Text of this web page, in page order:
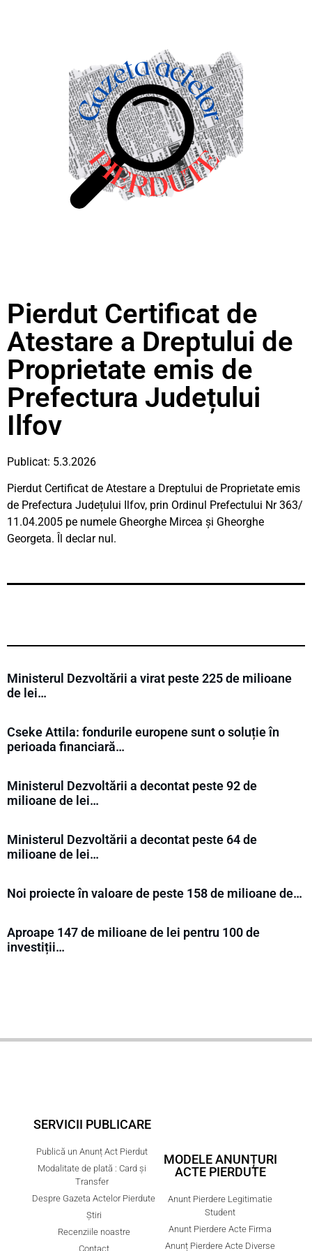
Pierdut Certificat de
Atestare a Dreptului de
Proprietate emis de
Prefectura Județului
Ilfov
Publicat: 5.3.2026
Pierdut Certificat de Atestare a Dreptului de Proprietate emis
de Prefectura Județului Ilfov, prin Ordinul Prefectului Nr 363/
11.04.2005 pe numele Gheorghe Mircea și Gheorghe
Georgeta. Îl declar nul.
Ministerul Dezvoltării a virat peste 225 de milioane
de lei…
Cseke Attila: fondurile europene sunt o soluție în
perioada financiară…
Ministerul Dezvoltării a decontat peste 92 de
milioane de lei…
Ministerul Dezvoltării a decontat peste 64 de
milioane de lei…
Noi proiecte în valoare de peste 158 de milioane de…
Aproape 147 de milioane de lei pentru 100 de
investiții…
SERVICII PUBLICARE
Publică un Anunț Act Pierdut
Modalitate de plată : Card și
Transfer
Despre Gazeta Actelor Pierdute
Știri
Recenziile noastre
Contact
MODELE ANUNȚURI
ACTE PIERDUTE
Anunt Pierdere Legitimatie
Student
Anunt Pierdere Acte Firma
Anunț Pierdere Acte Diverse